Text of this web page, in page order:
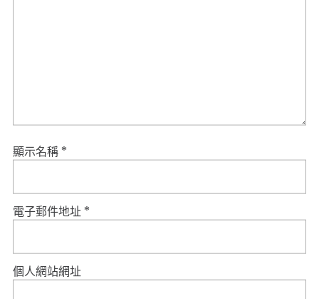
顯示名稱 *
電子郵件地址 *
個人網站網址